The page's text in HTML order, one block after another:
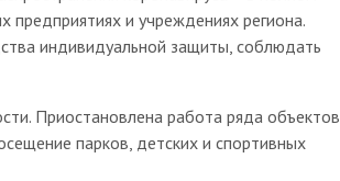
и учреждениях региона.
индивидуальной защиты, соблюдать
Приостановлена работа ряда объектов
парков, детских и спортивных